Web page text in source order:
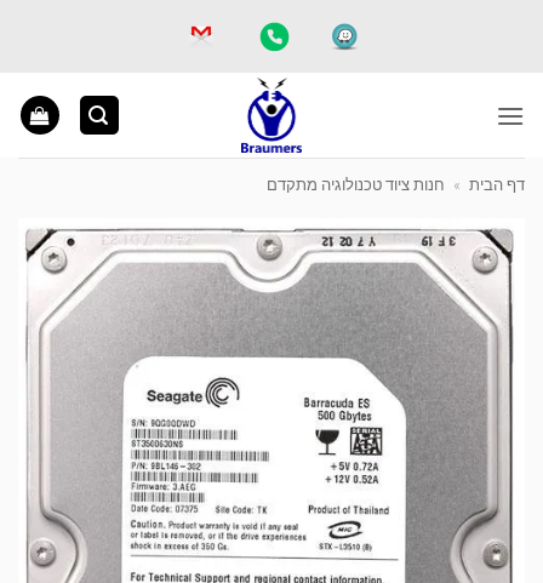
דף הבית » חנות ציוד טכנולוגיה מתקדם